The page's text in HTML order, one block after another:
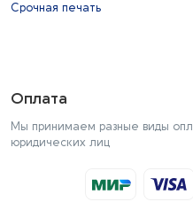
Срочная печать
Оплата
Мы принимаем разные виды
юридических лиц